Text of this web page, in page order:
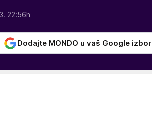
22:56h
Dodajte MONDO u vaš Google izbor